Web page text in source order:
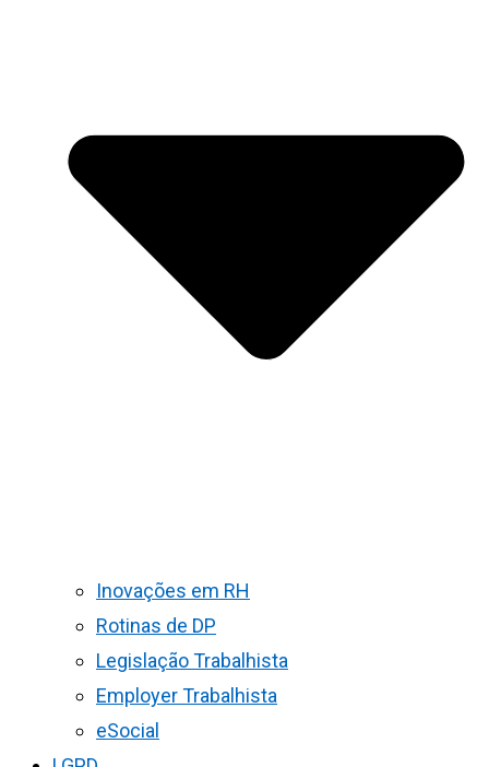
Inovações em RH
Rotinas de DP
Legislação Trabalhista
Employer Trabalhista
eSocial